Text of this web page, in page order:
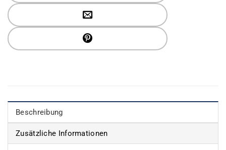
Beschreibung
Zusätzliche Informationen